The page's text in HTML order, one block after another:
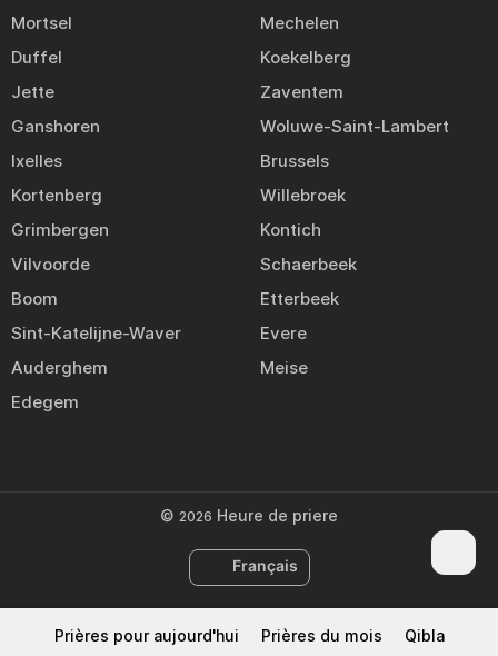
Prières pour aujourd'hui Prières du mois Qibla
Mortsel
Mechelen
Duffel
Koekelberg
Jette
Zaventem
Ganshoren
Woluwe-Saint-Lambert
Ixelles
Brussels
Kortenberg
Willebroek
Grimbergen
Kontich
Vilvoorde
Schaerbeek
Boom
Etterbeek
Sint-Katelijne-Waver
Evere
Auderghem
Meise
Edegem
© 2026 Heure de priere
Français